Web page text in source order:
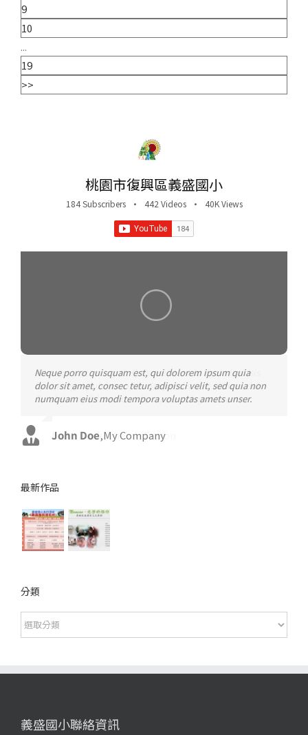
9
10
...
19
>>
桃園市復興區義盛國小
184 Subscribers • 442 Videos • 40K Views
Neque porro quisquam est, qui dolorem ipsum quia
dolor sit amet, consec tetur, adipisci velit, sed quia non
numquam eius modi tempora voluptas amets unser.
John Doe,My Company
Aliquam erat volutpat. Quisque at est id ligula facilisis
laoreet eget pulvinar nibh. Suspendisse at ultrices dui.
Curabitur ac felis arcu sadips ipsums fugiats nemis.
Luke Beck,Theme Fusion
最新作品
分類
分
類
義盛國小聯絡資訊